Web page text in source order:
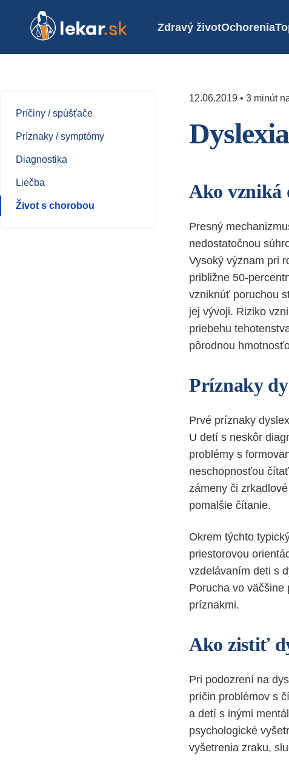
Zdravý životOchorenia
Príčiny / spúšťače
Príznaky / symptómy
Diagnostika
Liečba
Život s chorobou
12.06.2019 • 3 minút
Dyslexia
Ako vzniká
Presný
nedostatočnou
Vysoký význam pri
približne 50-
vzniknúť poruchou
jej vývoji. Riziko
priebehu
pôrodnou
Príznaky
Prvé príznaky
U detí s neskôr
problémy s
neschopnosťou
zámeny či
pomalšie čítanie.
Okrem týchto
priestorovou
vzdelávaním deti s
Porucha vo väčšine
príznakmi.
Ako zistiť
Pri podozrení na
príčin problémov s
a detí s inými
psychologické
vyšetrenia zraku,